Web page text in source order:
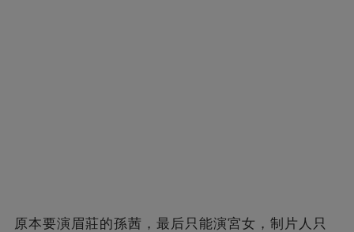
原本要演眉莊的孫茜，最后只能演宮女，制片人只